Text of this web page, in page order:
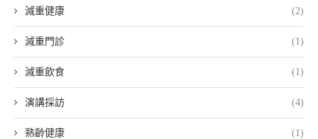
減重健康 (2)
減重門診 (1)
減重飲食 (1)
演講採訪 (4)
熟齡健康 (1)